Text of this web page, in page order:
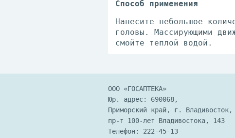
Способ применения
Нанесите небольшое
головы. Массирующими
смойте теплой водой.
ООО «ГОСАПТЕКА»
Юр. адрес: 690068,
Приморский край, г. Владивосток,
пр-т 100-лет Владивостока, 143
Телефон: 222-45-13